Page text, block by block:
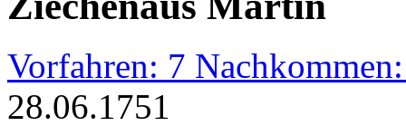
Vorfahren: 7
28.06.1751